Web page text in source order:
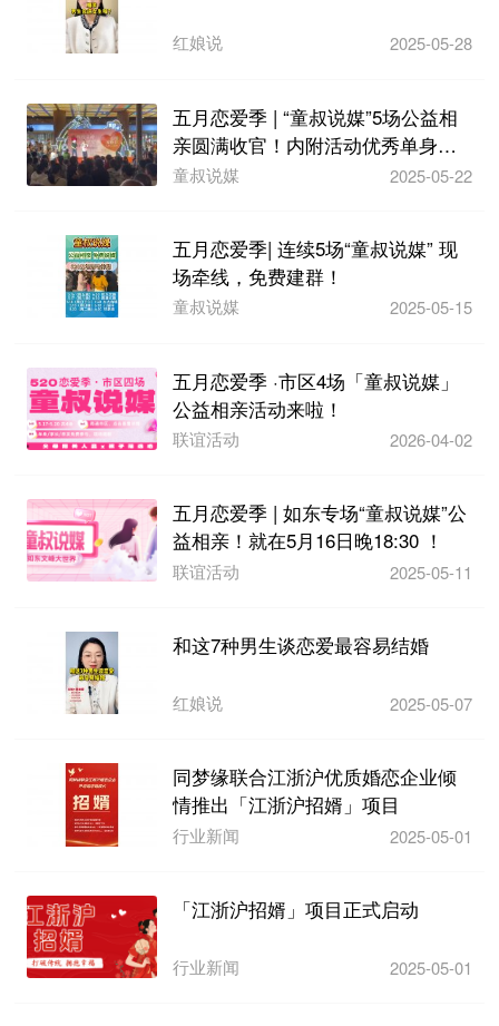
红娘说 2025-05-28
五月恋爱季 | “童叔说媒”5场公益相
亲圆满收官！内附活动优秀单身信
息！
童叔说媒 2025-05-22
五月恋爱季| ​连续5场“童叔说媒”​ 现
场牵线，免费建群！
童叔说媒 2025-05-15
五月恋爱季 ·市区4场「童叔说媒」
公益相亲活动来啦！
联谊活动 2026-04-02
五月恋爱季 | 如东专场“童叔说媒”公
益相亲！就在5月16日晚18:30 ！
联谊活动 2025-05-11
和这7种男生谈恋爱最容易结婚
红娘说 2025-05-07
同梦缘联合江浙沪优质婚恋企业倾
情推出「江浙沪招婿」项目
行业新闻 2025-05-01
「江浙沪招婿」项目正式启动
行业新闻 2025-05-01